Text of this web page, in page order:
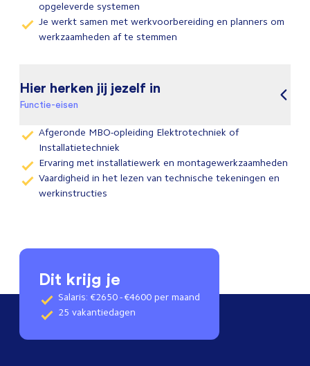
opgeleverde systemen
Je werkt samen met werkvoorbereiding en planners om
werkzaamheden af te stemmen
Hier herken jij jezelf in
Functie-eisen
Afgeronde MBO-opleiding Elektrotechniek of
Installatietechniek
Ervaring met installatiewerk en montagewerkzaamheden
Vaardigheid in het lezen van technische tekeningen en
werkinstructies
Dit krijg je
Salaris: €2650 - €4600 per maand
25 vakantiedagen